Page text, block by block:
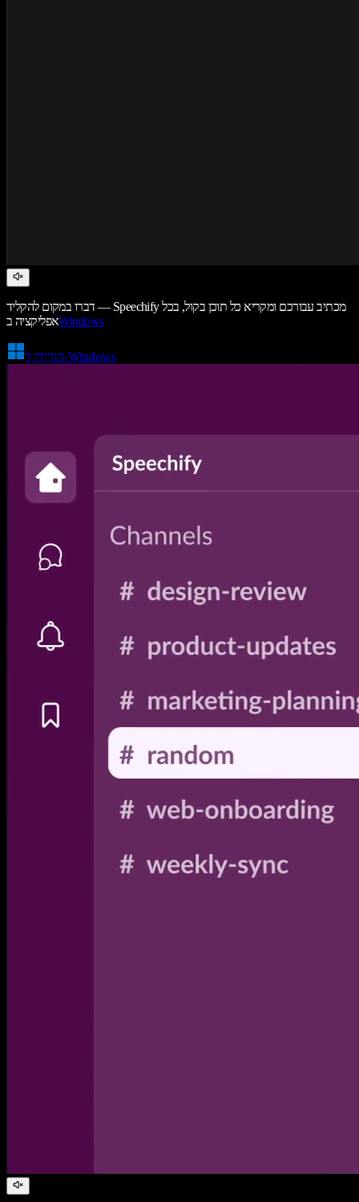
דברו במקום להקליד — Speechify מכתיב עבורכם ומקריא כל תוכן בקול, בכל
אפליקציה בWindows
הורידו ל-Windows